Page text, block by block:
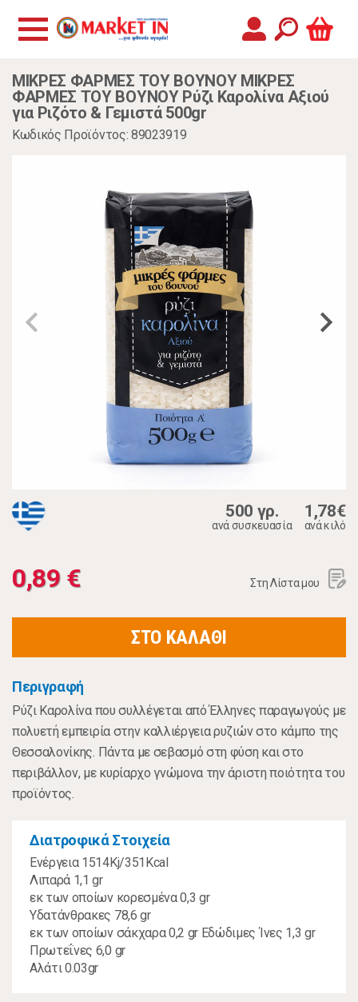
ΜΙΚΡΕΣ ΦΑΡΜΕΣ ΤΟΥ ΒΟΥΝΟΥ ΜΙΚΡΕΣ
ΦΑΡΜΕΣ ΤΟΥ ΒΟΥΝΟΥ Ρύζι Καρολίνα Αξιού
για Ριζότο & Γεμιστά 500gr
Κωδικός Προϊόντος: 89023919
500 γρ.
ανά συσκευασία
1,78€
ανά κιλό
0,89 € Στη Λίστα μου
ΣΤΟ ΚΑΛΑΘΙ
Περιγραφή
Ρύζι Καρολίνα που συλλέγεται από Έλληνες παραγωγούς με
πολυετή εμπειρία στην καλλιέργεια ρυζιών στο κάμπο της
Θεσσαλονίκης. Πάντα με σεβασμό στη φύση και στο
περιβάλλον, με κυρίαρχο γνώμονα την άριστη ποιότητα του
προϊόντος.
Διατροφικά Στοιχεία
Ενέργεια 1514Kj/351Kcal
Λιπαρά 1,1 gr
εκ των οποίων κορεσμένα 0,3 gr
Υδατάνθρακες 78,6 gr
εκ των οποίων σάκχαρα 0,2 gr Εδώδιμες Ίνες 1,3 gr
Πρωτεΐνες 6,0 gr
Αλάτι 0.03gr